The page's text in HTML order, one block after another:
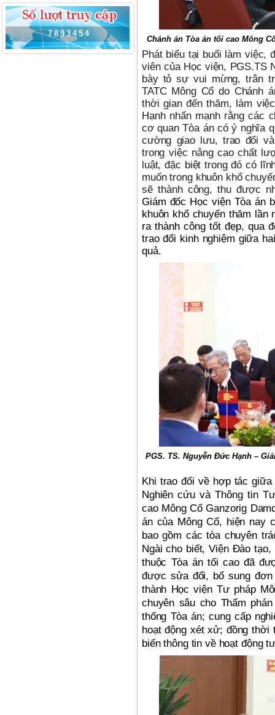
7 8 9 3 4 5 4
Chánh án Tòa án tối cao Mông
Phát biểu tại buổi làm việc,
viên của Học viện, PGS.TS
bày tỏ sự vui mừng, trân
TATC Mông Cổ do Chánh
thời gian đến thăm, làm
Hạnh nhấn mạnh rằng các
cơ quan Tòa án có ý nghĩa
cường giao lưu, trao đổi
trong việc nâng cao chất
luật, đặc biệt trong đó có
muốn trong khuôn khổ
sẽ thành công, thu được
Giám đốc Học viện Tòa án
khuôn khổ chuyến thăm lần
ra thành công tốt đẹp, qua
trao đổi kinh nghiệm giữa
quả.
PGS. TS. Nguyễn Đức Hạnh –
Khi trao đổi về hợp tác
Nghiên cứu và Thông tin
cao Mông Cổ Ganzorig
án của Mông Cổ, hiện nay
bao gồm các tòa chuyên
Ngài cho biết, Viện Đào
thuộc Tòa án tối cao đã
được sửa đổi, bổ sung
thành Học viện Tư pháp
chuyên sâu cho Thẩm
thống Tòa án; cung cấp
hoạt động xét xử; đồng thời
biến thông tin về hoạt động